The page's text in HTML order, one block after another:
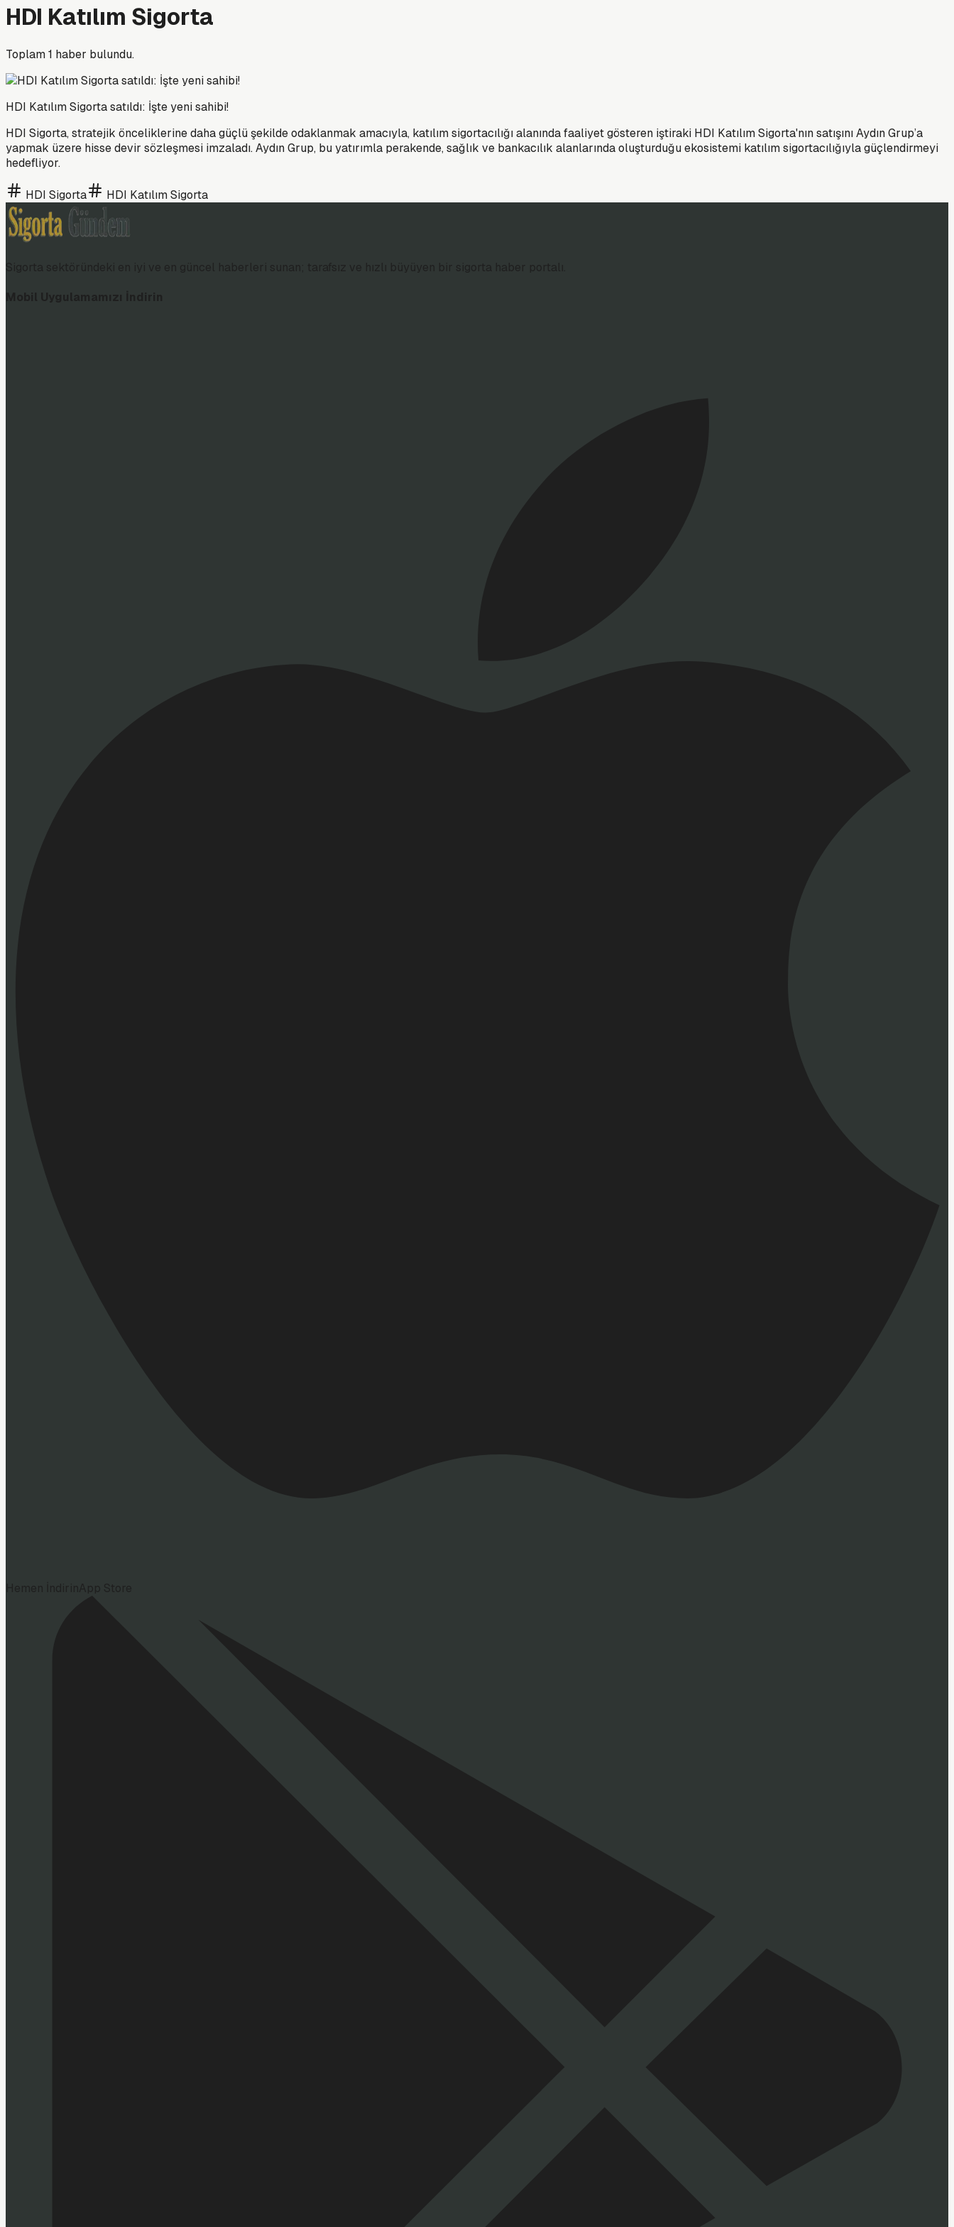
HDI Katılım Sigorta
Toplam1 haber bulundu.
HDI Katılım Sigorta satıldı: İşte yeni sahibi!
HDI Sigorta, stratejik önceliklerine daha güçlü şekilde odaklanmak amacıyla, katılım sigortacılığı alanında faaliyet gösteren iştiraki HDI Katılım Sigorta'nın satışını Aydın Grup’a
yapmak üzere hisse devir sözleşmesi imzaladı. Aydın Grup, bu yatırımla perakende, sağlık ve bankacılık alanlarında oluşturduğu ekosistemi katılım sigortacılığıyla güçlendirmeyi
hedefliyor.
HDI Sigorta HDI Katılım Sigorta